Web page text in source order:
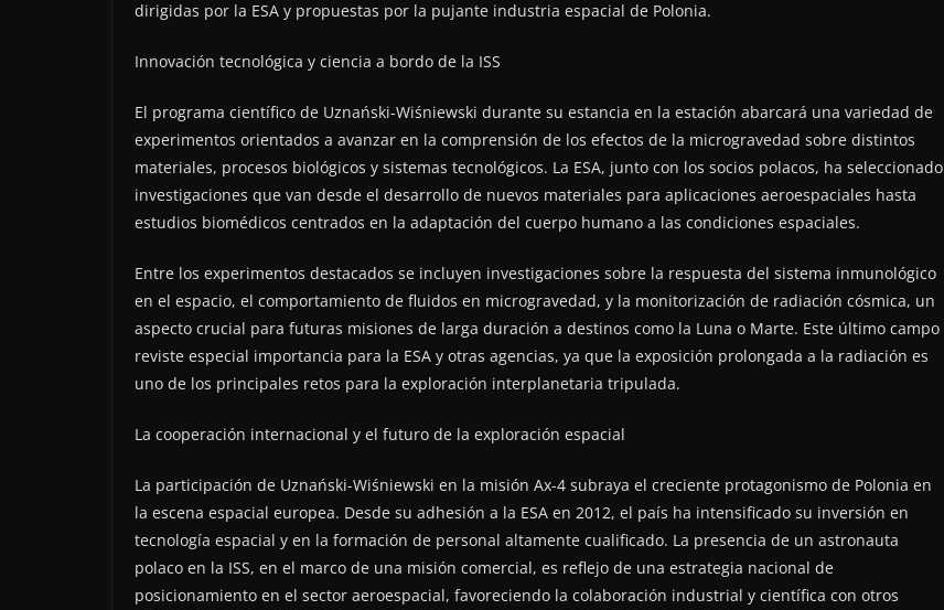
dirigidas por la ESA y propuestas por la pujante industria espacial de Polonia.
Innovación tecnológica y ciencia a bordo de la ISS
El programa científico de Uznański-Wiśniewski durante su estancia en la estación abarcará una variedad de
experimentos orientados a avanzar en la comprensión de los efectos de la microgravedad sobre distintos
materiales, procesos biológicos y sistemas tecnológicos. La ESA, junto con los socios polacos, ha seleccionado
investigaciones que van desde el desarrollo de nuevos materiales para aplicaciones aeroespaciales hasta
estudios biomédicos centrados en la adaptación del cuerpo humano a las condiciones espaciales.
Entre los experimentos destacados se incluyen investigaciones sobre la respuesta del sistema inmunológico
en el espacio, el comportamiento de fluidos en microgravedad, y la monitorización de radiación cósmica, un
aspecto crucial para futuras misiones de larga duración a destinos como la Luna o Marte. Este último campo
reviste especial importancia para la ESA y otras agencias, ya que la exposición prolongada a la radiación es
uno de los principales retos para la exploración interplanetaria tripulada.
La cooperación internacional y el futuro de la exploración espacial
La participación de Uznański-Wiśniewski en la misión Ax-4 subraya el creciente protagonismo de Polonia en
la escena espacial europea. Desde su adhesión a la ESA en 2012, el país ha intensificado su inversión en
tecnología espacial y en la formación de personal altamente cualificado. La presencia de un astronauta
polaco en la ISS, en el marco de una misión comercial, es reflejo de una estrategia nacional de
posicionamiento en el sector aeroespacial, favoreciendo la colaboración industrial y científica con otros